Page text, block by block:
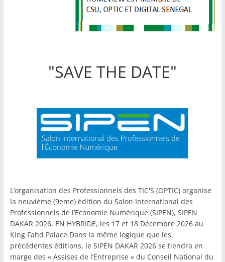
"SAVE THE DATE"
L’organisation des Professionnels des TIC'S (OPTIC) organise
la neuvième (9eme) édition du Salon International des
Professionnels de l’Economie Numérique (SIPEN), SIPEN
DAKAR 2026, EN HYBRIDE, les 17 et 18 Décembre 2026 au
King Fahd Palace.Dans la même logique que les
précédentes éditions, le SIPEN DAKAR 2026 se tiendra en
marge des « Assises de l’Entreprise » du Conseil National du